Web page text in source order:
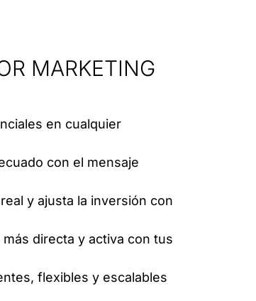
MARKETING
en cualquier
con el mensaje
y ajusta la inversión con
directa y activa con tus
flexibles y escalables